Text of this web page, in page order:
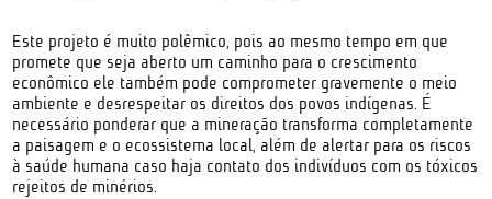
Este projeto é muito polêmico, pois ao mesmo tempo em que
promete que seja aberto um caminho para o crescimento
econômico ele também pode comprometer gravemente o meio
ambiente e desrespeitar os direitos dos povos indígenas. É
necessário ponderar que a mineração transforma completamente
a paisagem e o ecossistema local, além de alertar para os riscos
à saúde humana caso haja contato dos indivíduos com os tóxicos
rejeitos de minérios.